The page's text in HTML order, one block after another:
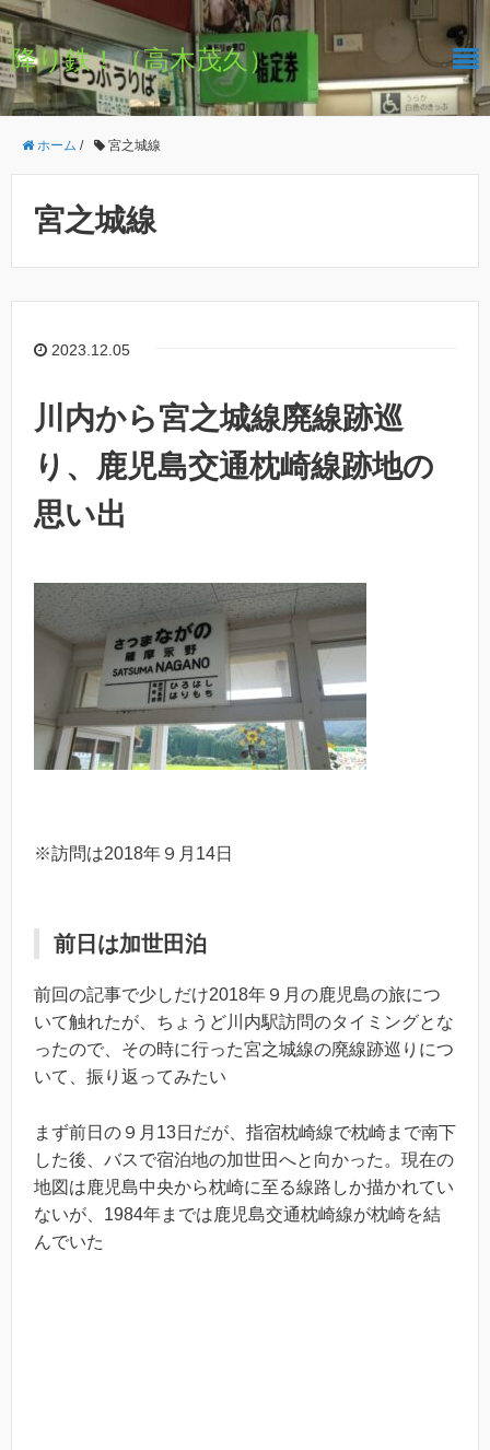
降り鉄！（高木茂久）
ホーム / 宮之城線
宮之城線
2023.12.05
川内から宮之城線廃線跡巡
り、鹿児島交通枕崎線跡地の
思い出
※訪問は2018年９月14日
前日は加世田泊
前回の記事で少しだけ2018年９月の鹿児島の旅につ
いて触れたが、ちょうど川内駅訪問のタイミングとな
ったので、その時に行った宮之城線の廃線跡巡りにつ
いて、振り返ってみたい
まず前日の９月13日だが、指宿枕崎線で枕崎まで南下
した後、バスで宿泊地の加世田へと向かった。現在の
地図は鹿児島中央から枕崎に至る線路しか描かれてい
ないが、1984年までは鹿児島交通枕崎線が枕崎を結
んでいた